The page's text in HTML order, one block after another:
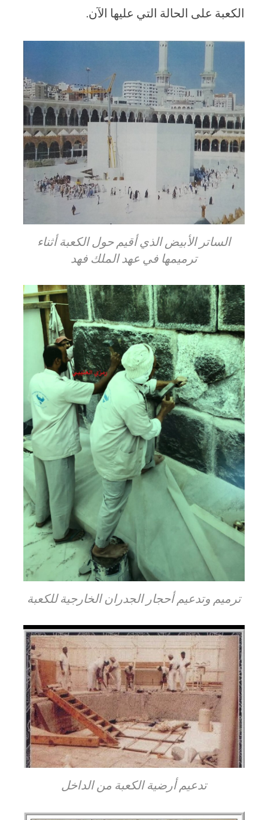
الكعبة على الحالة التي عليها الآن.
الساتر الأبيض الذي أقيم حول الكعبة أثناء
ترميمها في عهد الملك فهد
ترميم وتدعيم أحجار الجدران الخارجية للكعبة
تدعيم أرضية الكعبة من الداخل